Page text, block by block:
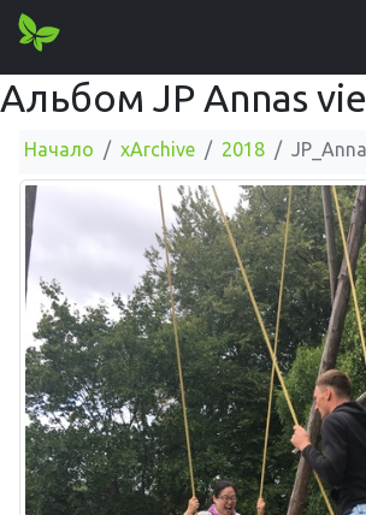
Альбом JP Annas
Начало xArchive 2018